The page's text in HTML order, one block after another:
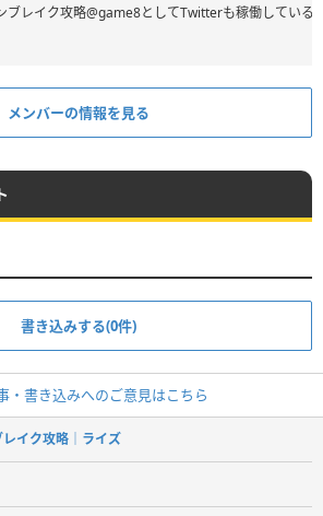
ブレイク攻略@game8としてTwitterも稼働している
メンバーの情報を見る
書き込みする(0件)
・書き込みへのご意見はこちら
イク攻略｜ライズ